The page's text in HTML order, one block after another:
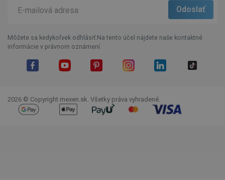
Môžete sa kedykoľvek odhlásiť.Na tento účel nájdete naše kontaktné
informácie v právnom oznámení.
2026 © Copyright mexen.sk. Všetky práva vyhradené.